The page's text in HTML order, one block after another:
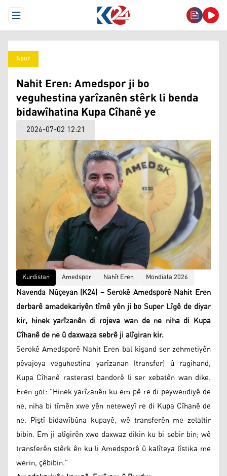
Open Menu
Spor
Nahit Eren: Amedspor ji bo
veguhestina yarîzanên stêrk li benda
bidawîhatina Kupa Cîhanê ye
2026-07-02 12:21
Kurdistan Amedspor Nahît Eren Mondiala 2026
Navenda Nûçeyan (K24) – Serokê Amedsporê Nahit Eren
derbarê amadekariyên tîmê yên ji bo Super Lîgê de diyar
kir, hinek yarîzanên di rojeva wan de ne niha di Kupa
Cîhanê de ne û daxwaza sebrê ji alîgiran kir.
Serokê Amedsporê Nahit Eren bal kişand ser zehmetiyên
pêvajoya veguhestina yarîzanan (transfer) û ragihand,
Kupa Cîhanê rasterast bandorê li ser xebatên wan dike.
Eren got: "Hinek yarîzanên ku em pê re di peywendiyê de
ne, niha bi tîmên xwe yên neteweyî re di Kupa Cîhanê de
ne. Piştî bidawîbûna kupayê, wê transferên me zelaltir
bibin. Em ji alîgirên xwe daxwaz dikin ku bi sebir bin; wê
transferên stêrk ên ku li Amedsporê û kalîteya lîstika me
werin, çêbibin."